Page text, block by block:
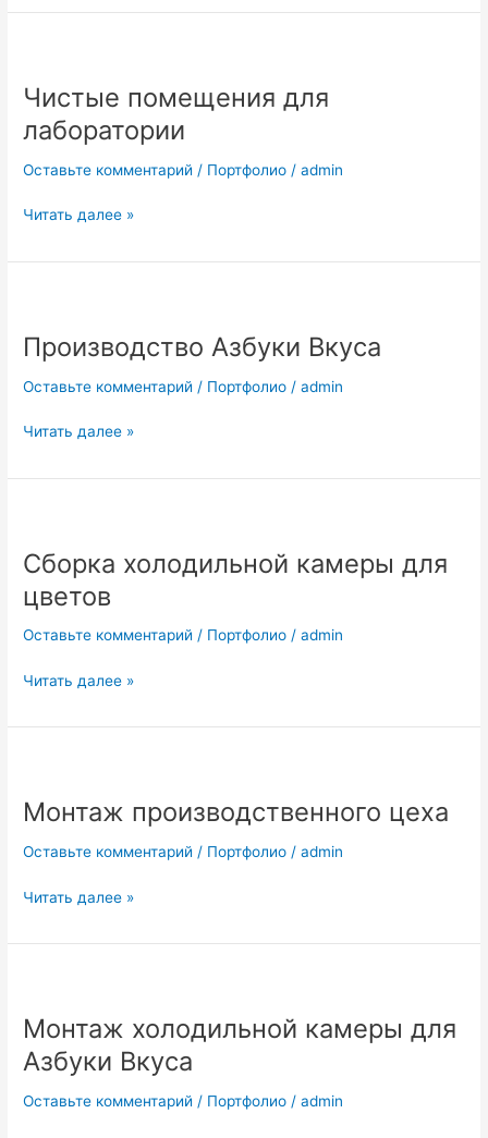
Чистые помещения для
лаборатории
Оставьте комментарий / Портфолио /admin
для
лаборатории
Читать далее »
Производство Азбуки Вкуса
Оставьте комментарий / Портфолио /admin
Вкуса
Читать далее »
Сборка холодильной камеры для
цветов
Оставьте комментарий / Портфолио /admin
камеры
цветов
Читать далее »
Монтаж производственного цеха
Оставьте комментарий / Портфолио /admin
цеха
Читать далее »
Монтаж холодильной камеры для
Азбуки Вкуса
Оставьте комментарий / Портфолио /admin
камеры
для
Азбуки
Вкуса